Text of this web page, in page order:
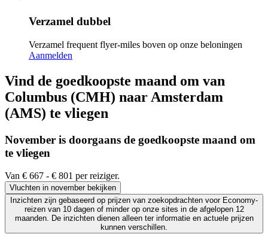
Verzamel dubbel
Verzamel frequent flyer-miles boven op onze beloningen
Aanmelden
Vind de goedkoopste maand om van
Columbus (CMH) naar Amsterdam
(AMS) te vliegen
November is doorgaans de goedkoopste maand om
te vliegen
Van € 667 - € 801 per reiziger.
Vluchten in november bekijken
Inzichten zijn gebaseerd op prijzen van zoekopdrachten voor Economy-
reizen van 10 dagen of minder op onze sites in de afgelopen 12
maanden. De inzichten dienen alleen ter informatie en actuele prijzen
kunnen verschillen.